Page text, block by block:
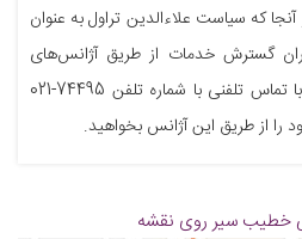
که سیاست علاءالدین تراول به عنوان
گسترش خدمات از طریق آژانس‌های
مسافرتی است، شما می‌توانید با تماس تلفنی با شماره تلفن 74495-021
را از طریق این آژانس بخواهید.
خطیب سیر روی نقشه